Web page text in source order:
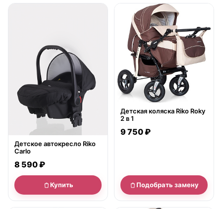
Детское автокресло Riko
Carlo
8 590 ₽
Купить
нет в продаже
Детская коляска Riko Roky
2 в 1
9 750 ₽
Подобрать замену